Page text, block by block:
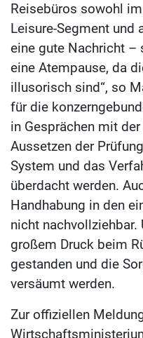
Reisebüros sowohl
Leisure-Segment und
eine gute Nachricht –
eine Atempause, da
illusorisch sind“, so
für die
in Gesprächen mit
Aussetzen der
System und das
überdacht werden.
Handhabung in den
nicht nachvollziehbar.
großem Druck beim
gestanden und die
versäumt werden.
Zur offiziellen